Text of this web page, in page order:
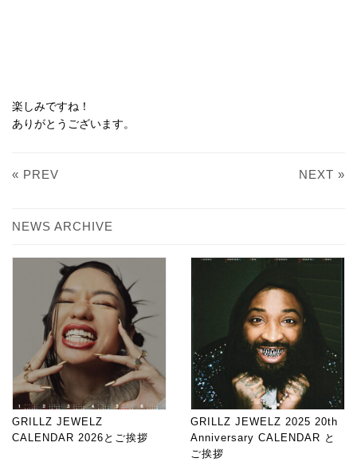
楽しみですね！
ありがとうございます。
« PREV NEXT »
NEWS ARCHIVE
GRILLZ JEWELZ
CALENDAR 2026とご挨拶
GRILLZ JEWELZ 2025 20th
Anniversary CALENDAR と
ご挨拶